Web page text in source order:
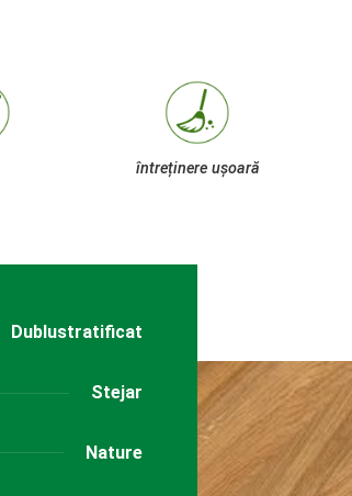
întreținere ușoară
Dublustratificat
Stejar
Nature